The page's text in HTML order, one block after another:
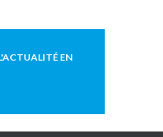
EN